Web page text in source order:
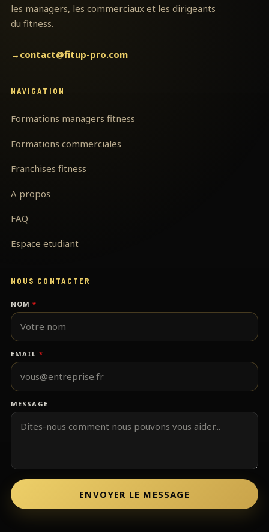
les managers, les commerciaux et les dirigeants
du fitness.
→ contact@fitup-pro.com
NAVIGATION
Formations managers fitness
Formations commerciales
Franchises fitness
A propos
FAQ
Espace etudiant
NOUS CONTACTER
NOM*
EMAIL *
MESSAGE
ENVOYER LE MESSAGE